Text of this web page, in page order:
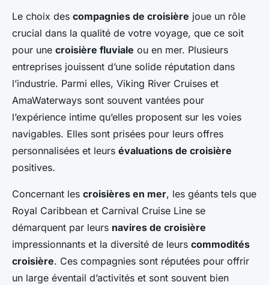
Le choix des compagnies de croisière joue un rôle
crucial dans la qualité de votre voyage, que ce soit
pour une croisière fluviale ou en mer. Plusieurs
entreprises jouissent d’une solide réputation dans
l’industrie. Parmi elles, Viking River Cruises et
AmaWaterways sont souvent vantées pour
l’expérience intime qu’elles proposent sur les voies
navigables. Elles sont prisées pour leurs offres
personnalisées et leurs évaluations de croisière
positives.
Concernant les croisières en mer, les géants tels que
Royal Caribbean et Carnival Cruise Line se
démarquent par leurs navires de croisière
impressionnants et la diversité de leurs commodités
croisière. Ces compagnies sont réputées pour offrir
un large éventail d’activités et sont souvent bien